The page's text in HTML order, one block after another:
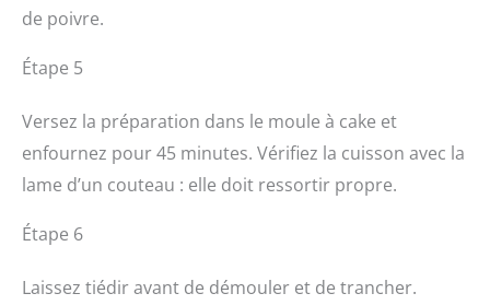
de poivre.
Étape 5
Versez la préparation dans le moule à cake et
enfournez pour 45 minutes. Vérifiez la cuisson avec la
lame d’un couteau : elle doit ressortir propre.
Étape 6
Laissez tiédir avant de démouler et de trancher.